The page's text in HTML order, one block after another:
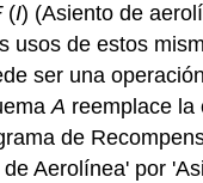
(I) (Asiento de
usos de estos
ser una
A reemplace la
de
Aerolínea' por